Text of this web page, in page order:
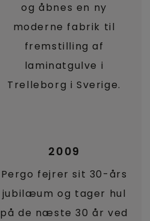
og åbnes en ny
moderne fabrik til
fremstilling af
laminatgulve i
Trelleborg i Sverige.
2009
Pergo fejrer sit 30-års
jubilæum og tager hul
på de næste 30 år ved